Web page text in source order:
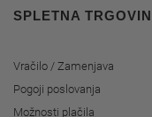
SPLETNA
Vračilo / Zamenjava
Pogoji poslovanja
Možnosti plačila